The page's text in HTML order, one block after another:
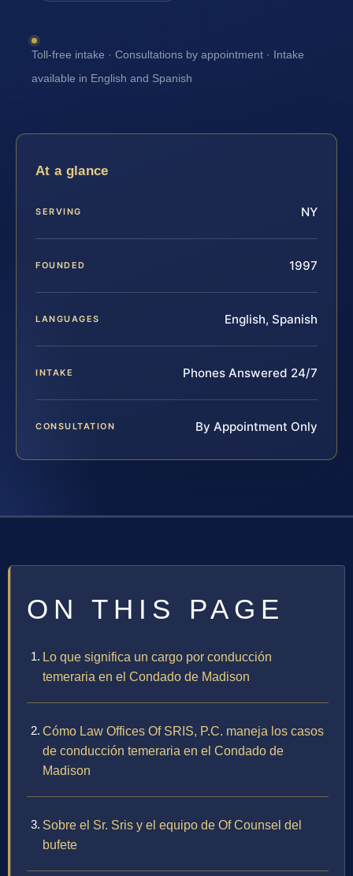
Toll-free intake · Consultations by appointment · Intake
available in English and Spanish
At a glance
SERVING NY
FOUNDED 1997
LANGUAGES English, Spanish
INTAKE Phones Answered 24/7
CONSULTATION By Appointment Only
ON THIS PAGE
Lo que significa un cargo por conducción
temeraria en el Condado de Madison
Cómo Law Offices Of SRIS, P.C. maneja los casos
de conducción temeraria en el Condado de
Madison
Sobre el Sr. Sris y el equipo de Of Counsel del
bufete